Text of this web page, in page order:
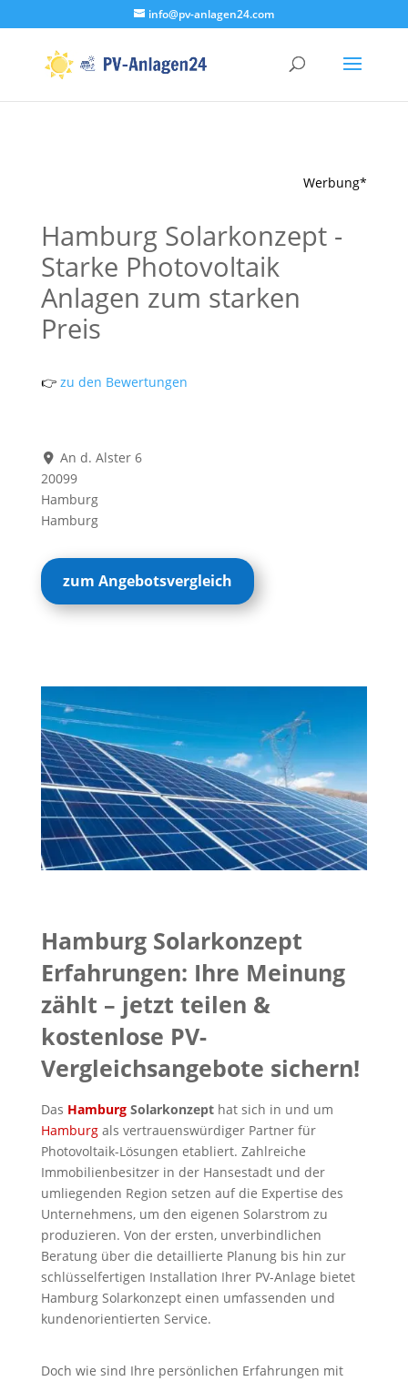
info@pv-anlagen24.com
Werbung*
Hamburg Solarkonzept -
Starke Photovoltaik
Anlagen zum starken
Preis
👉zu den Bewertungen
An d. Alster 6
20099
Hamburg
Hamburg
zum Angebotsvergleich
Hamburg Solarkonzept
Erfahrungen: Ihre Meinung
zählt – jetzt teilen &
kostenlose PV-
Vergleichsangebote sichern!
Das HamburgSolarkonzepthat sich in und um
Hamburgals vertrauenswürdiger Partner für
Photovoltaik-Lösungen etabliert. Zahlreiche
Immobilienbesitzer in der Hansestadt und der
umliegenden Region setzen auf die Expertise des
Unternehmens, um den eigenen Solarstrom zu
produzieren. Von der ersten, unverbindlichen
Beratung über die detaillierte Planung bis hin zur
schlüsselfertigen Installation Ihrer PV-Anlage bietet
Hamburg Solarkonzept einen umfassenden und
kundenorientierten Service.
Doch wie sind Ihre persönlichen Erfahrungen mit